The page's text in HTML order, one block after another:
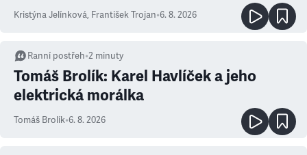
Kristýna Jelínková, František Trojan•6. 8. 2026
Ranní postřeh•2 minuty
Tomáš Brolík: Karel Havlíček a jeho
elektrická morálka
Tomáš Brolík•6. 8. 2026